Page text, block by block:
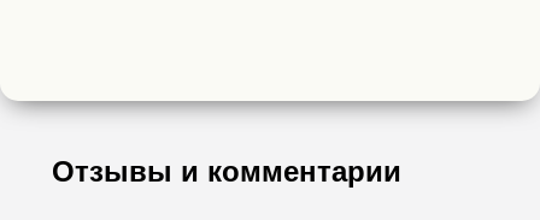
Отзывы и комментарии